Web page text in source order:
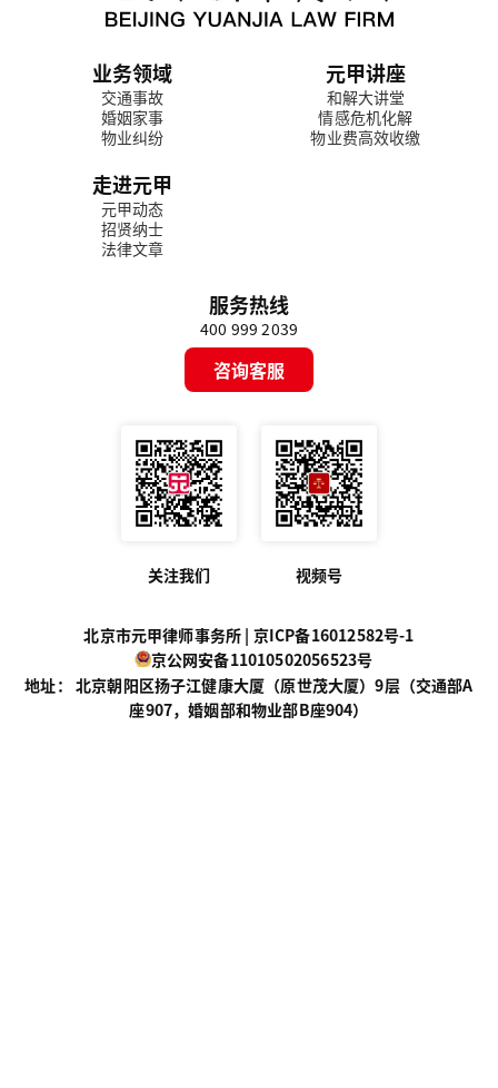
业务领域
交通事故
婚姻家事
物业纠纷
元甲讲座
和解大讲堂
情感危机化解
物业费高效收缴
走进元甲
元甲动态
招贤纳士
法律文章
服务热线
400 999 2039
咨询客服
关注我们 视频号
北京市元甲律师事务所 | 京ICP备16012582号-1
京公网安备11010502056523号
地址： 北京朝阳区扬子江健康大厦（原世茂大厦）9层（交通部A
座907，婚姻部和物业部B座904）